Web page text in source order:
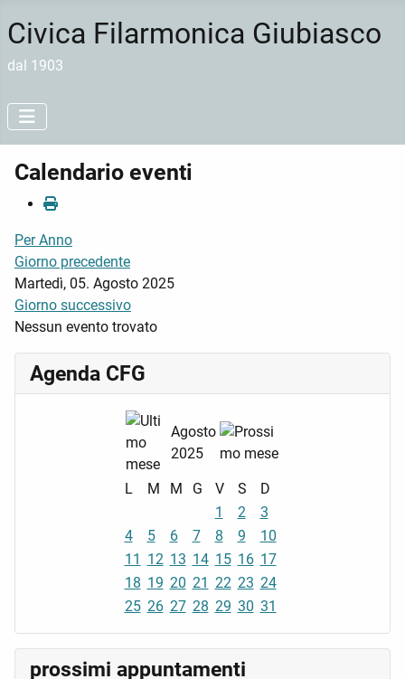
Civica Filarmonica Giubiasco
dal 1903
Calendario eventi
Per Anno
Giorno precedente
Martedì, 05. Agosto 2025
Giorno successivo
Nessun evento trovato
Agenda CFG
Agosto
2025
L M M G V S
D
1
2
3
4
5 6 7 8 9
10
11 12 13 14 15 16 17
18 19 20 21 22 23 24
25 26 27 28 29 30 31
prossimi appuntamenti